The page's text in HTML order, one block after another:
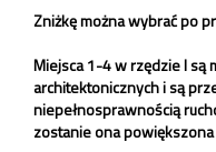
Zniżkę można wybrać po
Miejsca 1-4 w rzędzie I są
architektonicznych i są
niepełnosprawnością
zostanie ona